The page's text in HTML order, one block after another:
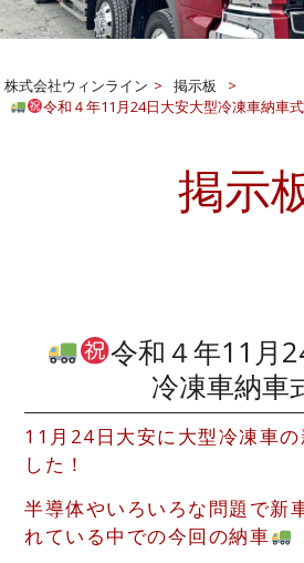
株式会社ウィンライン > 掲示板
>
令和４年11月24日大安大型冷凍車納車式
掲示
令和４年11月
冷凍車納車
11月24日大安に大型冷凍車の
した！
半導体やいろいろな問題で新
れている中での今回の納車